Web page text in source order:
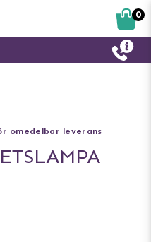
omedelbar leverans
0